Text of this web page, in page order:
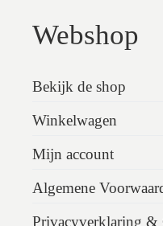
Webshop
Bekijk de shop
Winkelwagen
Mijn account
Algemene
Privacyverklaring &